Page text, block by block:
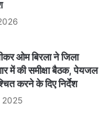
ओम बिरला ने जिला
में की समीक्षा बैठक, पेयजल
करने के दिए निर्देश
2025